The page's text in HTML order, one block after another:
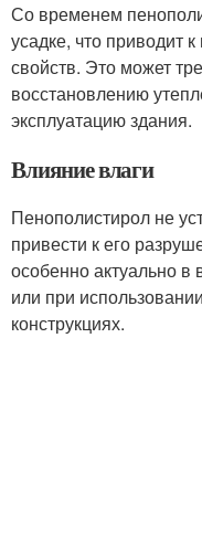
Со временем
усадке, что приводит
свойств. Это может
восстановлению
эксплуатацию здания.
Влияние влаги
Пенополистирол не
привести к его
особенно актуально в
или при
конструкциях.